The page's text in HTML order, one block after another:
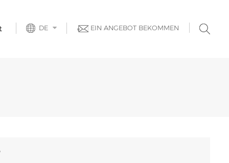
EIN ANGEBOT BEKOMMEN
DE